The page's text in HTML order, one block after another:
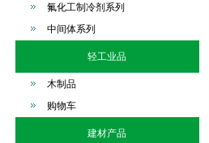
氟化工制冷剂系列
中间体系列
轻工业品
木制品
购物车
建材产品